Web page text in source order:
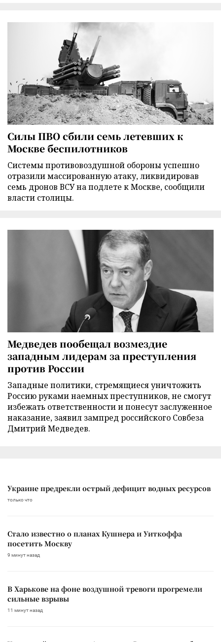
Силы ПВО сбили семь летевших к
Москве беспилотников
Cистемы противовоздушной обороны успешно
отразили массированную атаку, ликвидировав
семь дронов ВСУ на подлете к Москве, сообщили
власти столицы.
Медведев пообещал возмездие
западным лидерам за преступления
против России
Западные политики, стремящиеся уничтожить
Россию руками наемных преступников, не смогут
избежать ответственности и понесут заслуженное
наказание, заявил зампред российского Совбеза
Дмитрий Медведев.
Украине предрекли острый дефицит водных ресурсов
только что
Стало известно о планах Кушнера и Уиткоффа
посетить Москву
9 минут назад
В Харькове на фоне воздушной тревоги прогремели
сильные взрывы
11 минут назад